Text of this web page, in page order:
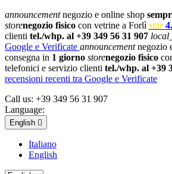
announcementnegozio e online shop
storenegozio fisico con vetrine a Forlì star
clienti tel./whp. al +39 349 56 31 907
Google e Verificate announcementnegozio
consegna in 1 giorno storenegozio fisico
telefonici e servizio clienti tel./whp. al +39
recensioni recenti tra Google e Verificate
Call us: +39 349 56 31 907
Language:
English 
Italiano
English